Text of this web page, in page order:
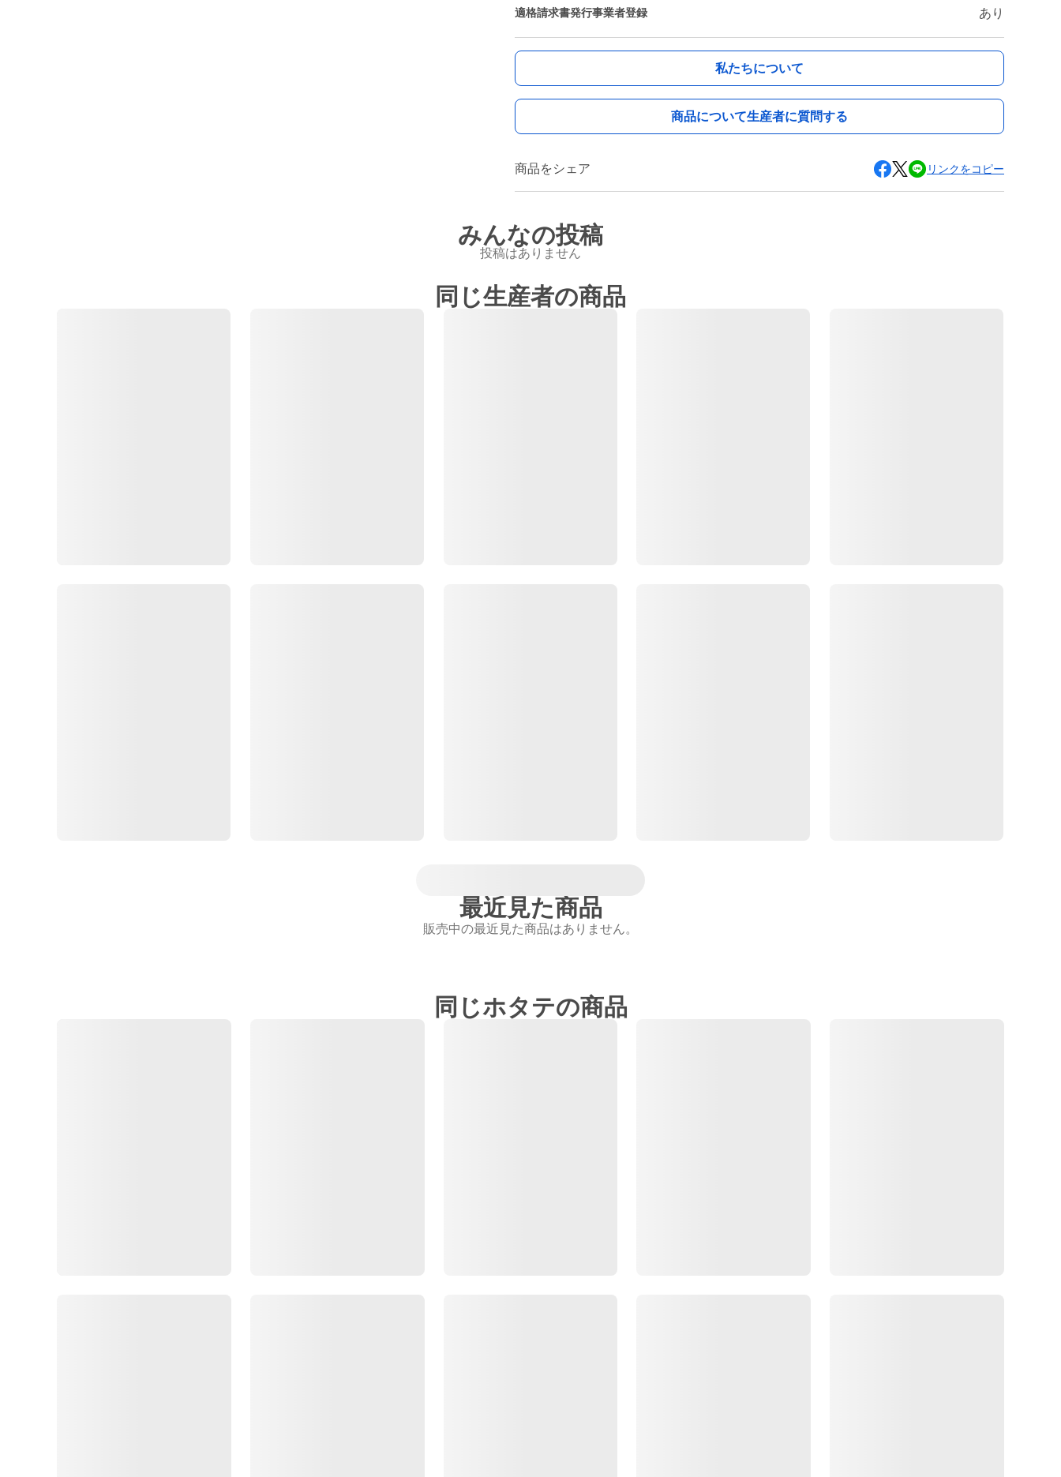
適格請求書発行事業者登録 あり
私たちについて
商品について生産者に質問する
商品をシェア リンクをコピー
みんなの投稿
投稿はありません
同じ生産者の商品
最近見た商品
販売中の最近見た商品はありません。
同じホタテの商品